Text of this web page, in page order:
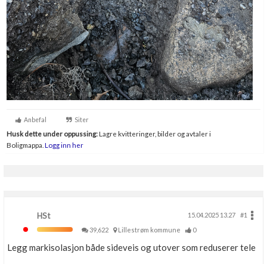
Anbefal Siter
Husk dette under oppussing:Lagre kvitteringer, bilder og avtaler i
Boligmappa. Logg inn her
HSt 15.04.2025 13.27
#1
39,622
Lillestrøm kommune 0
Legg markisolasjon både sideveis og utover som reduserer tele